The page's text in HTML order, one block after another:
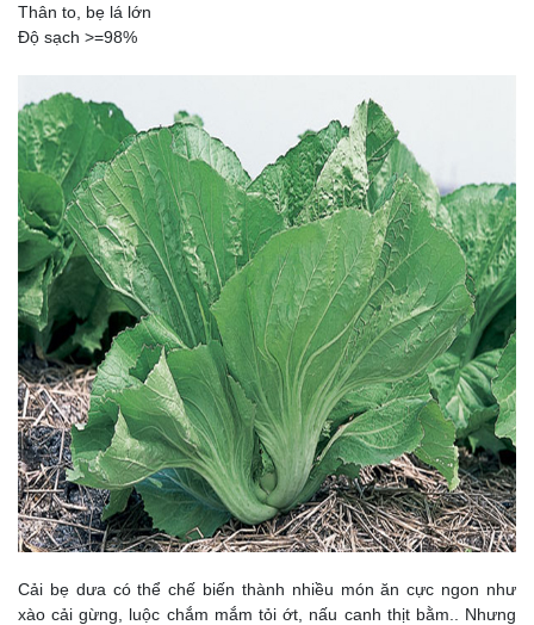
Thân to, bẹ lá lớn
Độ sạch >=98%
Cải bẹ dưa có thể chế biến thành nhiều món ăn cực ngon như
xào cải gừng, luộc chắm mắm tỏi ớt, nấu canh thịt bằm.. Nhưng